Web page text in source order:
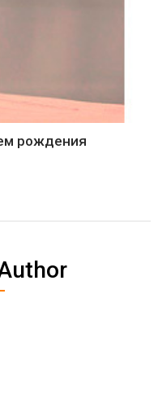
рождения